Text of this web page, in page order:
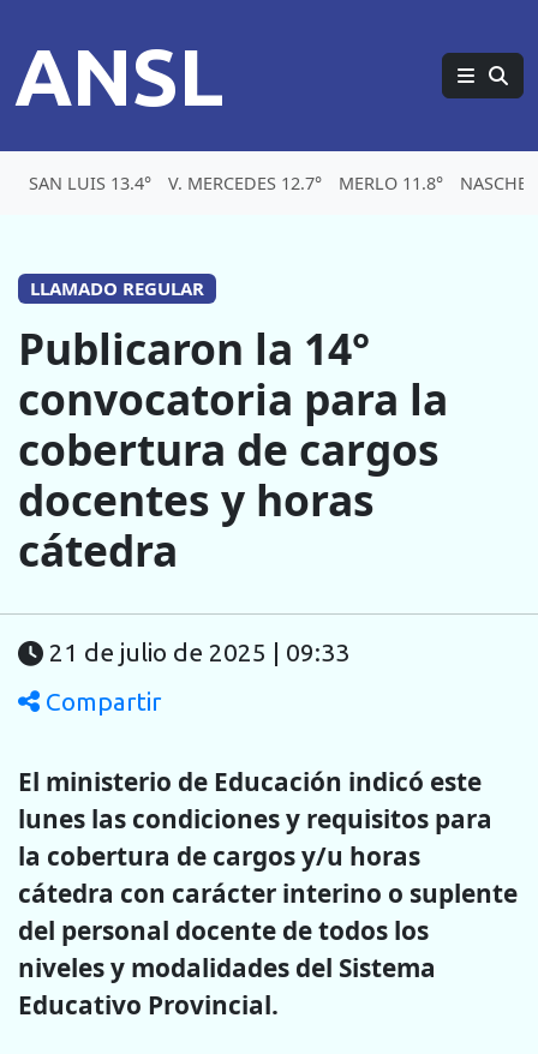
ANSL
SAN LUIS 13.4° V. MERCEDES 12.7° MERLO 11.8°
LLAMADO REGULAR
Publicaron la 14°
convocatoria para la
cobertura de cargos
docentes y horas
cátedra
21 de julio de 2025 | 09:33
Compartir
El ministerio de Educación indicó este
lunes las condiciones y requisitos para
la cobertura de cargos y/u horas
cátedra con carácter interino o suplente
del personal docente de todos los
niveles y modalidades del Sistema
Educativo Provincial.